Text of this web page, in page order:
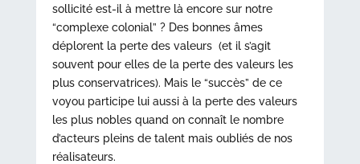
sollicité est-il à mettre là encore sur notre
“complexe colonial” ? Des bonnes âmes
déplorent la perte des valeurs (et il s’agit
souvent pour elles de la perte des valeurs les
plus conservatrices). Mais le “succès” de ce
voyou participe lui aussi à la perte des valeurs
les plus nobles quand on connaît le nombre
d’acteurs pleins de talent mais oubliés de nos
réalisateurs.